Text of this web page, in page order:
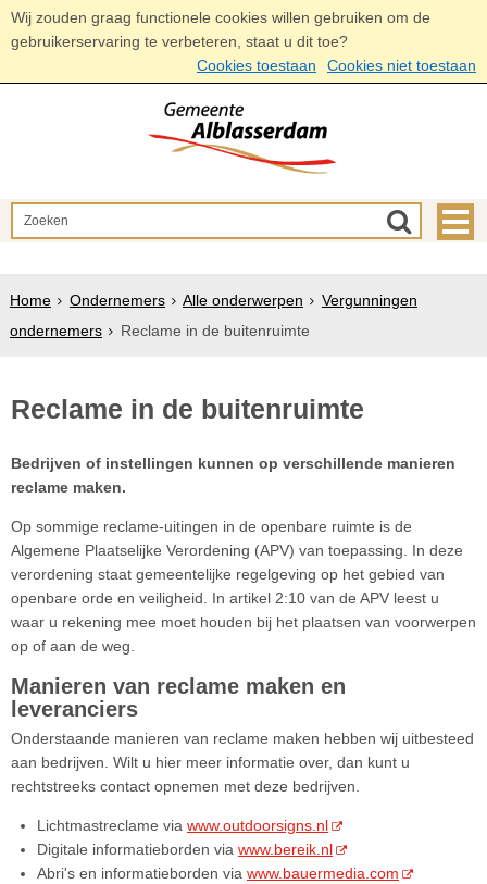
Wij zouden graag functionele cookies willen gebruiken om de
gebruikerservaring te verbeteren, staat u dit toe?
Cookies toestaan
Cookies niet toestaan
Home Ondernemers Alle onderwerpen
Vergunningen
ondernemers
Reclame in de buitenruimte
Reclame in de buitenruimte
Bedrijven of instellingen kunnen op verschillende manieren
reclame maken.
Op sommige reclame-uitingen in de openbare ruimte is de
Algemene Plaatselijke Verordening (APV) van toepassing. In deze
verordening staat gemeentelijke regelgeving op het gebied van
openbare orde en veiligheid. In artikel 2:10 van de APV leest u
waar u rekening mee moet houden bij het plaatsen van voorwerpen
op of aan de weg.
Manieren van reclame maken en
leveranciers
Onderstaande manieren van reclame maken hebben wij uitbesteed
aan bedrijven. Wilt u hier meer informatie over, dan kunt u
rechtstreeks contact opnemen met deze bedrijven.
Lichtmastreclame via www.outdoorsigns.nl
Digitale informatieborden via www.bereik.nl
Abri's en informatieborden via www.bauermedia.com